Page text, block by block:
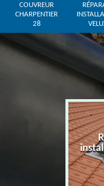
COUVREUR
CHARPENTIER
28